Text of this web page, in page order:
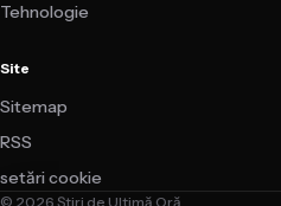
Tehnologie
Site
Sitemap
RSS
setări cookie
© 2026 Știri de Ultimă Oră